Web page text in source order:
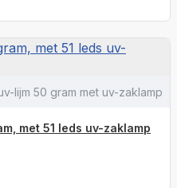
lijm 50 gram met uv-zaklamp
met 51 leds uv-zaklamp